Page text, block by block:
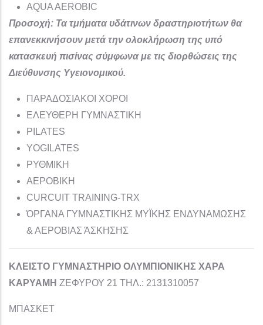
AQUA AEROBIC
Προσοχή: Τα τμήματα υδάτινων δραστηριοτήτων θα
επανεκκινήσουν μετά την ολοκλήρωση της υπό
κατασκευή πισίνας σύμφωνα με τις διορθώσεις της
Διεύθυνσης Υγειονομικού.
ΠΑΡΑΔΟΣΙΑΚΟΙ ΧΟΡΟΙ
ΕΛΕΥΘΕΡΗ ΓΥΜΝΑΣΤΙΚΗ
PILATES
YOGILATES
ΡΥΘΜΙΚΗ
ΑΕΡΟΒΙΚΗ
CURCUIT TRAINING-TRX
ΌΡΓΑΝΑ ΓΥΜΝΑΣΤΙΚΗΣ ΜΥΪΚΗΣ ΕΝΔΥΝΑΜΩΣΗΣ
& ΑΕΡΟΒΙΑΣ ΆΣΚΗΣΗΣ
ΚΛΕΙΣΤΟ ΓΥΜΝΑΣΤΗΡΙΟ ΟΛΥΜΠΙΟΝΙΚΗΣ ΧΑΡΑ
ΚΑΡΥΑΜΗ ΖΕΦΥΡΟΥ 21 ΤΗΛ.: 2131310057
ΜΠΑΣΚΕΤ